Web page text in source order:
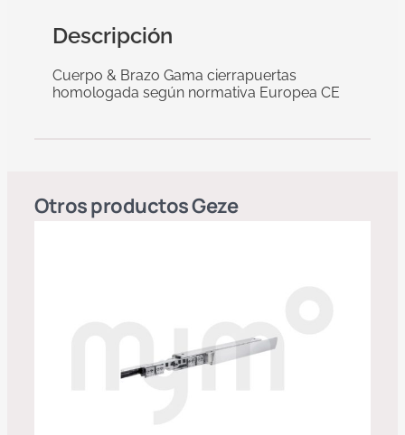
Descripción
Cuerpo & Brazo Gama cierrapuertas
homologada según normativa Europea CE
Otros productosGeze